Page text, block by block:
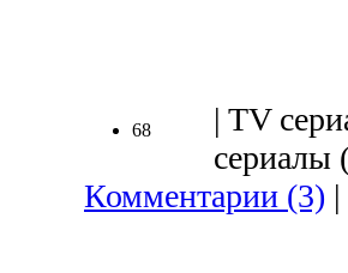
68
| TV
сериалы
Комментарии (3) |